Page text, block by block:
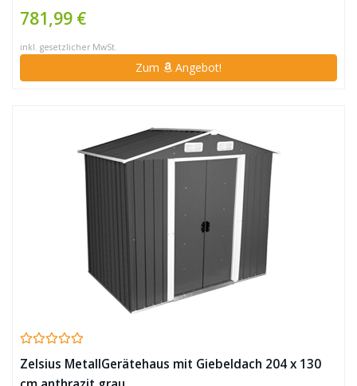
781,99 €
inkl. gesetzlicher MwSt.
Zum Angebot!
Zelsius MetallGerätehaus mit Giebeldach 204 x 130